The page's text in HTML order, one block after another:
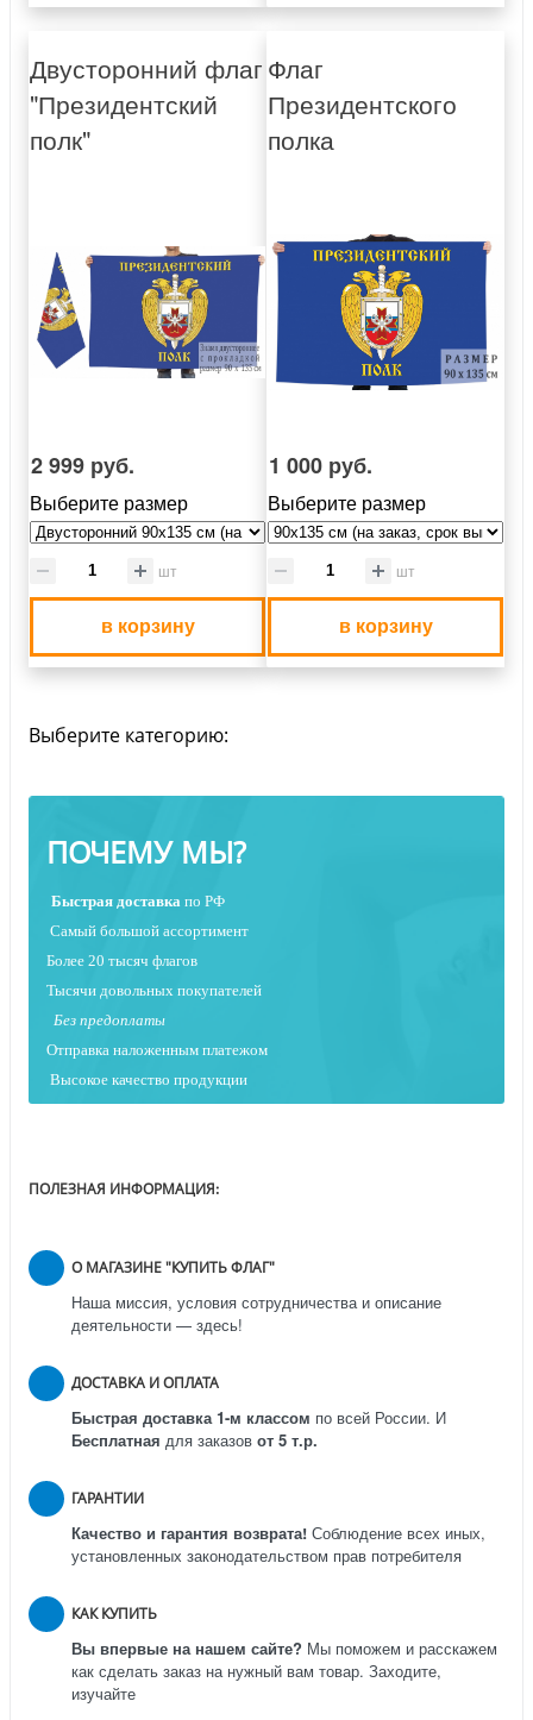
Двусторонний флаг
"Президентский
полк"
2 999 руб.
Выберите размер
шт
в корзину
Флаг
Президентского
полка
1 000 руб.
Выберите размер
шт
в корзину
Выберите категорию:
ПОЧЕМУ МЫ?
Быстрая доставка по РФ
Самый большой ассортимент
Более 20 тысяч флагов
Тысячи довольных покупателей
Без предоплаты
Отправка наложенным платежом
Высокое качество продукции
ПОЛЕЗНАЯ ИНФОРМАЦИЯ:
О МАГАЗИНЕ "КУПИТЬ ФЛАГ"
Наша миссия, условия сотрудничества и описание
деятельности — здесь!
ДОСТАВКА И ОПЛАТА
Быстрая доставка 1-м классом по всей России. И
Бесплатная для заказов от 5 т.р.
ГАРАНТИИ
Качество и гарантия возврата! Соблюдение всех иных,
установленных законодательством прав потребителя
КАК КУПИТЬ
Вы впервые на нашем сайте? Мы поможем и расскажем
как сделать заказ на нужный вам товар. Заходите,
изучайте